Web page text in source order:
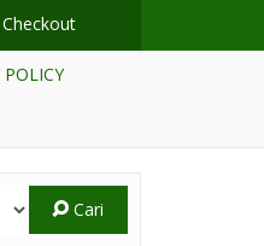
POLICY
Cari